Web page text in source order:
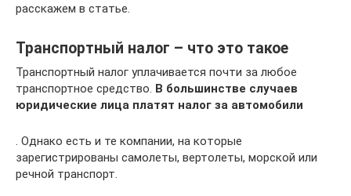
расскажем в статье.
Транспортный налог – что это такое
Транспортный налог уплачивается почти за любое
транспортное средство. В большинстве случаев
юридические лица платят налог за автомобили
. Однако есть и те компании, на которые
зарегистрированы самолеты, вертолеты, морской или
речной транспорт.